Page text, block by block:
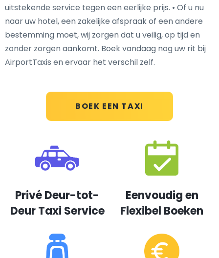
BOEK EEN TAXI
uitstekende service tegen een eerlijke prijs. • Of u nu
naar uw hotel, een zakelijke afspraak of een andere
bestemming moet, wij zorgen dat u veilig, op tijd en
zonder zorgen aankomt. Boek vandaag nog uw rit bij
AirportTaxis en ervaar het verschil zelf.
Privé Deur-tot-
Deur Taxi Service
Eenvoudig en
Flexibel Boeken